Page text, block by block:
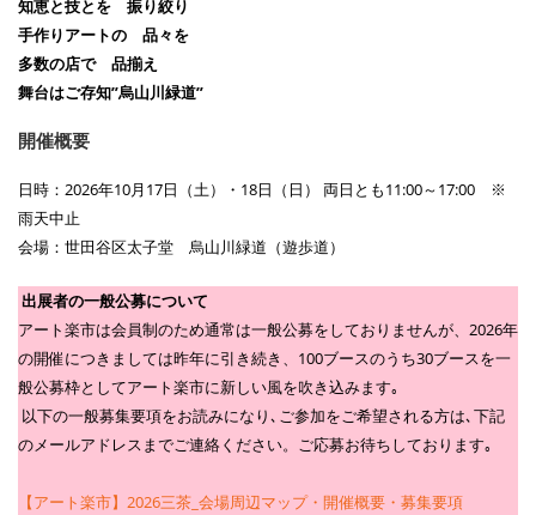
知恵と技とを 振り絞り
手作りアートの 品々を
多数の店で 品揃え
舞台はご存知”烏山川緑道”
開催概要
日時：2026年10月17日（土）・18日（日） 両日とも11:00～17:00 ※
雨天中止
会場：世田谷区太子堂 烏山川緑道（遊歩道）
出展者の一般公募について
アート楽市は会員制のため通常は一般公募をしておりませんが、2026年
の開催につきましては昨年に引き続き、100ブースのうち30ブースを一
般公募枠としてアート楽市に新しい風を吹き込みます｡
以下の一般募集要項をお読みになり､ご参加をご希望される方は､下記
のメールアドレスまでご連絡ください。ご応募お待ちしております｡
【アート楽市】2026三茶_会場周辺マップ・開催概要・募集要項